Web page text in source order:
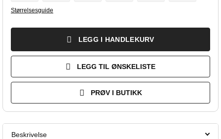
Størrelsesguide
LEGG I HANDLEKURV
LEGG TIL ØNSKELISTE
PRØV I BUTIKK
Beskrivelse